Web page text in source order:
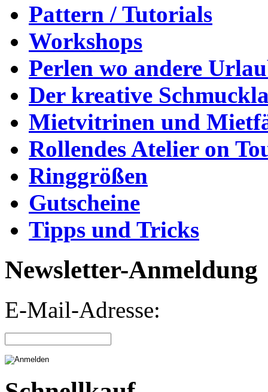
Pattern / Tutorials
Workshops
Perlen wo andere
Der kreative
Mietvitrinen und
Rollendes Atelier on
Ringgrößen
Gutscheine
Tipps und Tricks
Newsletter-Anmeldung
E-Mail-Adresse: